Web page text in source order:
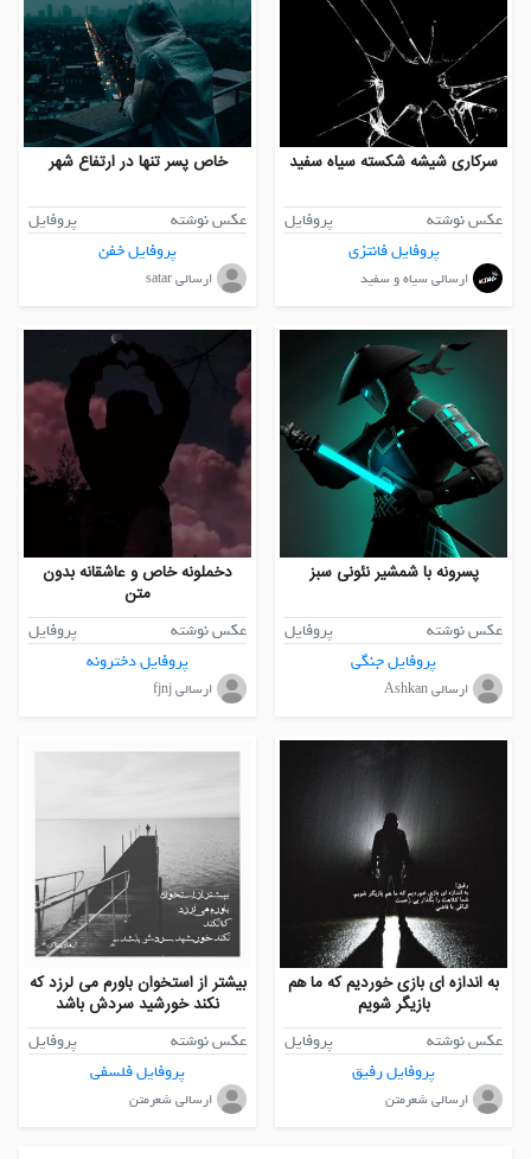
سرکاری شیشه شکسته سیاه سفید
عکس نوشته
پروفایل
پروفایل فانتزی
ارسالی سیاه و سفید
خاص پسر تنها در ارتفاع شهر
عکس نوشته
پروفایل
پروفایل خفن
ارسالی satar
پسرونه با شمشیر نئونی سبز
عکس نوشته
پروفایل
پروفایل جنگی
ارسالی Ashkan
دخملونه خاص و عاشقانه بدون
متن
عکس نوشته
پروفایل
پروفایل دخترونه
ارسالی fjnj
به اندازه ای بازی خوردیم که ما هم
بازیگر شویم
عکس نوشته
پروفایل
پروفایل رفیق
ارسالی شعرمتن
بیشتر از استخوان باورم می لرزد که
نکند خورشید سردش باشد
عکس نوشته
پروفایل
پروفایل فلسفی
ارسالی شعرمتن